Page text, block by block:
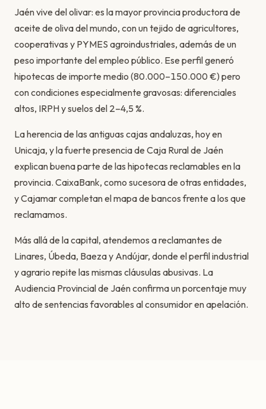
Jaén vive del olivar: es la mayor provincia productora de
aceite de oliva del mundo, con un tejido de agricultores,
cooperativas y PYMES agroindustriales, además de un
peso importante del empleo público. Ese perfil generó
hipotecas de importe medio (80.000–150.000 €) pero
con condiciones especialmente gravosas: diferenciales
altos, IRPH y suelos del 2–4,5 %.
La herencia de las antiguas cajas andaluzas, hoy en
Unicaja, y la fuerte presencia de Caja Rural de Jaén
explican buena parte de las hipotecas reclamables en la
provincia. CaixaBank, como sucesora de otras entidades,
y Cajamar completan el mapa de bancos frente a los que
reclamamos.
Más allá de la capital, atendemos a reclamantes de
Linares, Úbeda, Baeza y Andújar, donde el perfil industrial
y agrario repite las mismas cláusulas abusivas. La
Audiencia Provincial de Jaén confirma un porcentaje muy
alto de sentencias favorables al consumidor en apelación.